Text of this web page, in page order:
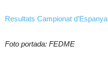
Resultats Campionat d’Espanya
Foto portada: FEDME